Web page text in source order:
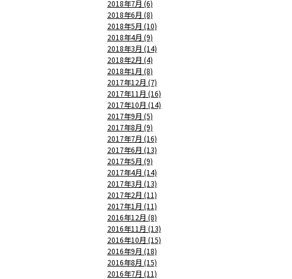
2018年7月 (6)
2018年6月 (8)
2018年5月 (10)
2018年4月 (9)
2018年3月 (14)
2018年2月 (4)
2018年1月 (8)
2017年12月 (7)
2017年11月 (16)
2017年10月 (14)
2017年9月 (5)
2017年8月 (9)
2017年7月 (16)
2017年6月 (13)
2017年5月 (9)
2017年4月 (14)
2017年3月 (13)
2017年2月 (11)
2017年1月 (11)
2016年12月 (8)
2016年11月 (13)
2016年10月 (15)
2016年9月 (18)
2016年8月 (15)
2016年7月 (11)